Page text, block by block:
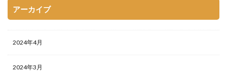
アーカイブ
2024年4月
2024年3月